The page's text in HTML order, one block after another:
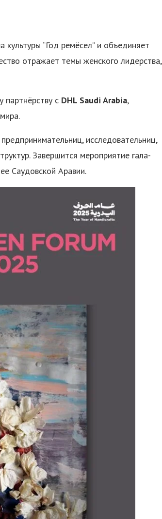
“Год ремёсел” и объединяет
отражает темы женского лидерства,
партнёрству с DHL Saudi Arabia,
исследовательниц,
Завершится мероприятие гала-
Саудовской Аравии.